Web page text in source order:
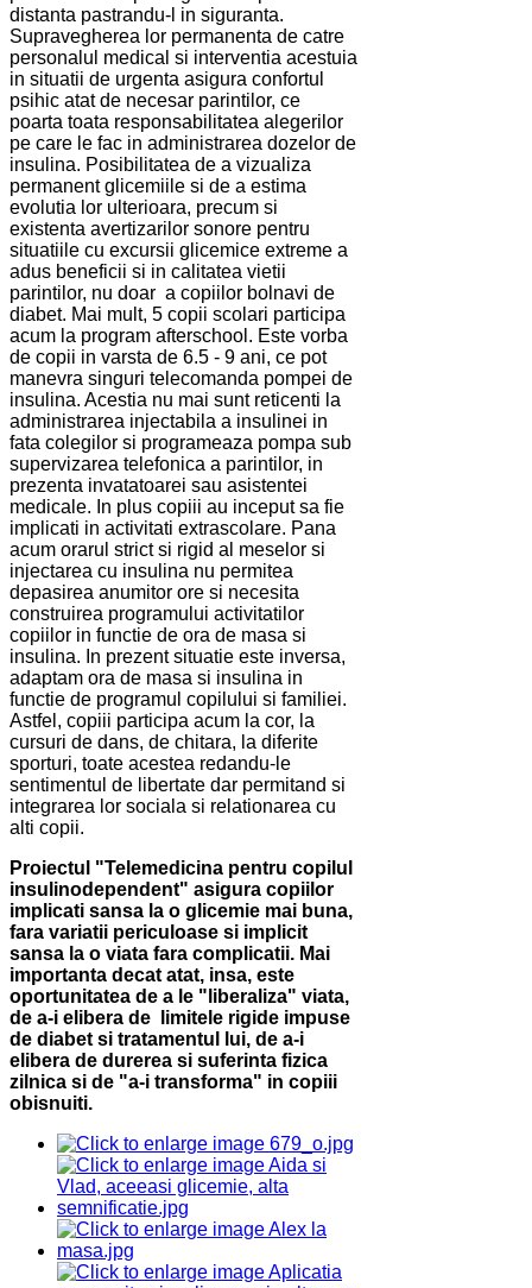
distanta pastrandu-l in siguranta.
Supravegherea lor permanenta de catre
personalul medical si interventia acestuia
in situatii de urgenta asigura confortul
psihic atat de necesar parintilor, ce
poarta toata responsabilitatea alegerilor
pe care le fac in administrarea dozelor de
insulina. Posibilitatea de a vizualiza
permanent glicemiile si de a estima
evolutia lor ulterioara, precum si
existenta avertizarilor sonore pentru
situatiile cu excursii glicemice extreme a
adus beneficii si in calitatea vietii
parintilor, nu doar a copiilor bolnavi de
diabet. Mai mult, 5 copii scolari participa
acum la program afterschool. Este vorba
de copii in varsta de 6.5 - 9 ani, ce pot
manevra singuri telecomanda pompei de
insulina. Acestia nu mai sunt reticenti la
administrarea injectabila a insulinei in
fata colegilor si programeaza pompa sub
supervizarea telefonica a parintilor, in
prezenta invatatoarei sau asistentei
medicale. In plus copiii au inceput sa fie
implicati in activitati extrascolare. Pana
acum orarul strict si rigid al meselor si
injectarea cu insulina nu permitea
depasirea anumitor ore si necesita
construirea programului activitatilor
copiilor in functie de ora de masa si
insulina. In prezent situatie este inversa,
adaptam ora de masa si insulina in
functie de programul copilului si familiei.
Astfel, copiii participa acum la cor, la
cursuri de dans, de chitara, la diferite
sporturi, toate acestea redandu-le
sentimentul de libertate dar permitand si
integrarea lor sociala si relationarea cu
alti copii.
Proiectul "Telemedicina pentru copilul
insulinodependent" asigura copiilor
implicati sansa la o glicemie mai buna,
fara variatii periculoase si implicit
sansa la o viata fara complicatii. Mai
importanta decat atat, insa, este
oportunitatea de a le "liberaliza" viata,
de a-i elibera de limitele rigide impuse
de diabet si tratamentul lui, de a-i
elibera de durerea si suferinta fizica
zilnica si de "a-i transforma" in copiii
obisnuiti.